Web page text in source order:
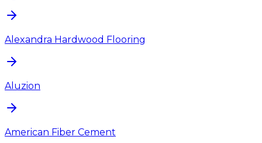
Alexandra Hardwood Flooring
Aluzion
American Fiber Cement